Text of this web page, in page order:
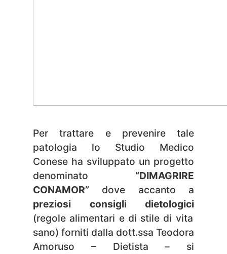
Per trattare e prevenire tale
patologia lo Studio Medico
Conese ha sviluppato un progetto
denominato “DIMAGRIRE
CONAMOR” dove accanto a
preziosi consigli dietologici
(regole alimentari e di stile di vita
sano) forniti dalla dott.ssa Teodora
Amoruso – Dietista – si